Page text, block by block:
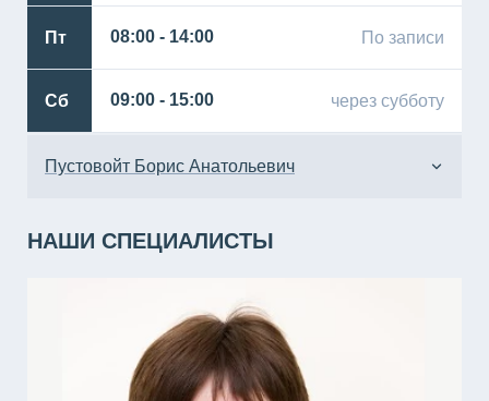
Пт 08:00 - 14:00 По записи
Сб 09:00 - 15:00 через субботу
Пустовойт Борис Анатольевич
НАШИ СПЕЦИАЛИСТЫ